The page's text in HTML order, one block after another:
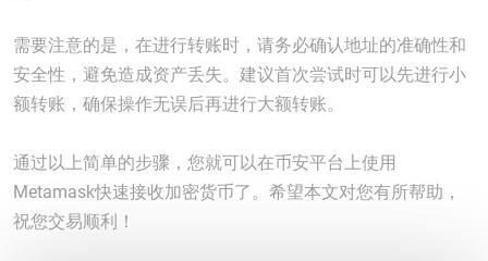
需要注意的是，在进行转账时，请务必确认地址的准确性和
安全性，避免造成资产丢失。建议首次尝试时可以先进行小
额转账，确保操作无误后再进行大额转账。
通过以上简单的步骤，您就可以在币安平台上使用
Metamask快速接收加密货币了。希望本文对您有所帮助，
祝您交易顺利！